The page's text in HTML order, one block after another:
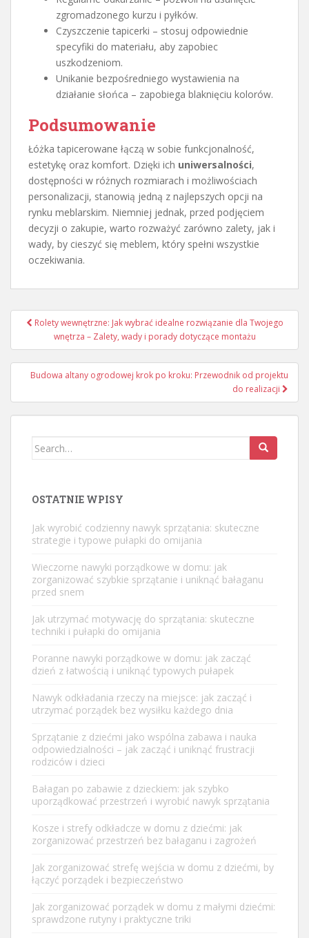
zgromadzonego kurzu i pyłków.
Czyszczenie tapicerki – stosuj odpowiednie
specyfiki do materiału, aby zapobiec
uszkodzeniom.
Unikanie bezpośredniego wystawienia na
działanie słońca – zapobiega blaknięciu kolorów.
Podsumowanie
Łóżka tapicerowane łączą w sobie funkcjonalność,
estetykę oraz komfort. Dzięki ich uniwersalności,
dostępności w różnych rozmiarach i możliwościach
personalizacji, stanowią jedną z najlepszych opcji na
rynku meblarskim. Niemniej jednak, przed podjęciem
decyzji o zakupie, warto rozważyć zarówno zalety, jak i
wady, by cieszyć się meblem, który spełni wszystkie
oczekiwania.
Nawigacja
wpisu
Rolety wewnętrzne: Jak wybrać idealne rozwiązanie dla Twojego
wnętrza – Zalety, wady i porady dotyczące montażu
Budowa altany ogrodowej krok po kroku: Przewodnik od projektu
do realizacji
Search
OSTATNIE WPISY
Jak wyrobić codzienny nawyk sprzątania: skuteczne
strategie i typowe pułapki do omijania
Wieczorne nawyki porządkowe w domu: jak
zorganizować szybkie sprzątanie i uniknąć bałaganu
przed snem
Jak utrzymać motywację do sprzątania: skuteczne
techniki i pułapki do omijania
Poranne nawyki porządkowe w domu: jak zacząć
dzień z łatwością i uniknąć typowych pułapek
Nawyk odkładania rzeczy na miejsce: jak zacząć i
utrzymać porządek bez wysiłku każdego dnia
Sprzątanie z dziećmi jako wspólna zabawa i nauka
odpowiedzialności – jak zacząć i uniknąć frustracji
rodziców i dzieci
Bałagan po zabawie z dzieckiem: jak szybko
uporządkować przestrzeń i wyrobić nawyk sprzątania
Kosze i strefy odkładcze w domu z dziećmi: jak
zorganizować przestrzeń bez bałaganu i zagrożeń
Jak zorganizować strefę wejścia w domu z dziećmi, by
łączyć porządek i bezpieczeństwo
Jak zorganizować porządek w domu z małymi dziećmi:
sprawdzone rutyny i praktyczne triki